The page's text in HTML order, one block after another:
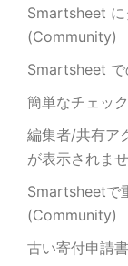
Smartsheet に
(Community)
Smartsheet で
簡単なチェッ
編集者/共有ア
が表示されま
Smartsheetで
(Community)
古い寄付申請